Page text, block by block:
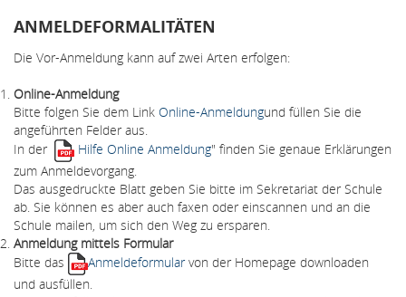
ANMELDEFORMALITÄTEN
Die Vor-Anmeldung kann auf zwei Arten erfolgen:
Online-Anmeldung
Bitte folgen Sie dem Link Online-Anmeldungund füllen Sie die
angeführten Felder aus.
In der
Hilfe Online Anmeldung" finden Sie genaue Erklärungen
zum Anmeldevorgang.
Das ausgedruckte Blatt geben Sie bitte im Sekretariat der Schule
ab. Sie können es aber auch faxen oder einscannen und an die
Schule mailen, um sich den Weg zu ersparen.
Anmeldung mittels Formular
Bitte das
Anmeldeformularvon der Homepage downloaden
und ausfüllen.